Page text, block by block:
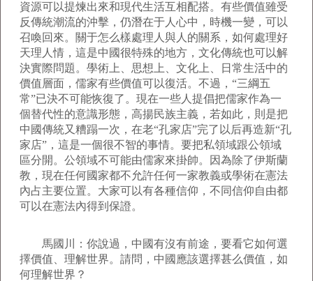
資源可以提煉出來和現代生活互相配搭。有些價值雖受
反傳統潮流的沖擊，仍潛在于人心中，時機一變，可以
召喚回來。關于怎么樣處理人與人的關系，如何處理好
天理人情，這是中國很特殊的地方，文化傳統也可以解
決實際問題。學術上、思想上、文化上、日常生活中的
價值層面，儒家有些價值可以復活。不過，“三綱五
常”已決不可能恢復了。現在一些人提倡把儒家作為一
個替代性的意識形態，高揚民族主義，若如此，則是把
中國傳統又糟蹋一次，在老“孔家店”完了以后再造新“孔
家店”，這是一個很不智的事情。要把私領域跟公領域
區分開。公領域不可能由儒家來掛帥。因為除了伊斯蘭
教，現在任何國家都不允許任何一家教義或學術在憲法
內占主要位置。大家可以有各種信仰，不同信仰自由都
可以在憲法內得到保證。
馬國川：你說過，中國有沒有前途，要看它如何選
擇價值、理解世界。請問，中國應該選擇甚么價值，如
何理解世界？